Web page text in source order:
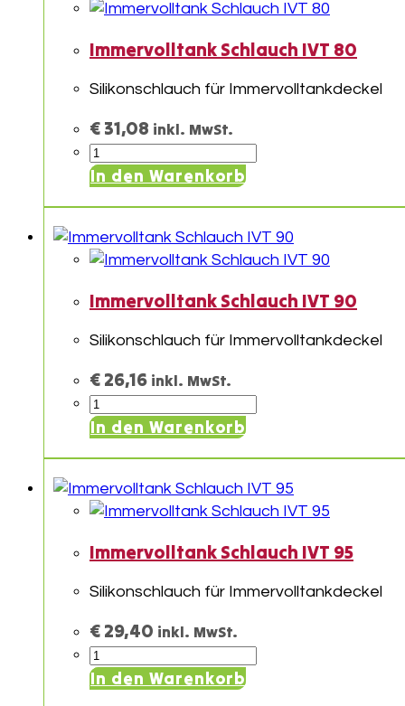
Immervolltank Schlauch IVT 80
Silikonschlauch für Immervolltankdeckel
€ 31,08 inkl. MwSt.
Immervolltank
Schlauch
Menge
In den Warenkorb
Immervolltank Schlauch IVT 90
Silikonschlauch für Immervolltankdeckel
€ 26,16 inkl. MwSt.
Immervolltank
Schlauch
Menge
In den Warenkorb
Immervolltank Schlauch IVT 95
Silikonschlauch für Immervolltankdeckel
€ 29,40 inkl. MwSt.
Immervolltank
Schlauch
In den Warenkorb